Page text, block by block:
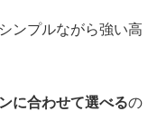
ンプルながら強い高
に合わせて選べるの